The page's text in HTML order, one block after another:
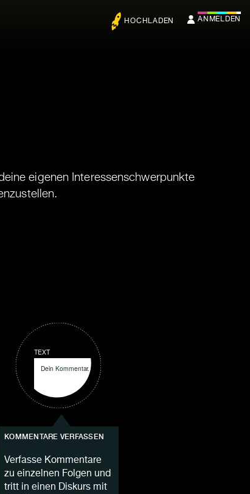
HOCHLADEN ANMELDEN
eigenen Interessenschwerpunkte
KOMMENTARE VERFASSEN
Verfasse Kommentare
zu einzelnen Folgen und
tritt in einen Diskurs mit